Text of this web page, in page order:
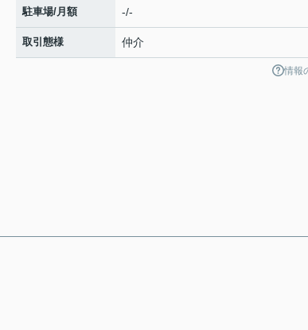
駐車場/月額 -/-
取引態様 仲介
情報